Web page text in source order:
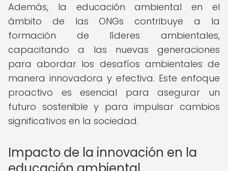
Además, la educación ambiental en el
ámbito de las ONGs contribuye a la
formación de líderes ambientales,
capacitando a las nuevas generaciones
para abordar los desafíos ambientales de
manera innovadora y efectiva. Este enfoque
proactivo es esencial para asegurar un
futuro sostenible y para impulsar cambios
significativos en la sociedad.
Impacto de la innovación en la